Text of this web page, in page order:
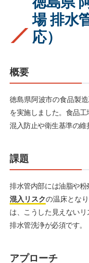
場 排水
応）
概要
徳島県阿波市の食品製造
を実施しました。食品
混入防止や衛生基準の維
課題
排水管内部には油脂や
混入リスクの温床とな
は、こうした見えない
排水管洗浄が必須です。
アプローチ